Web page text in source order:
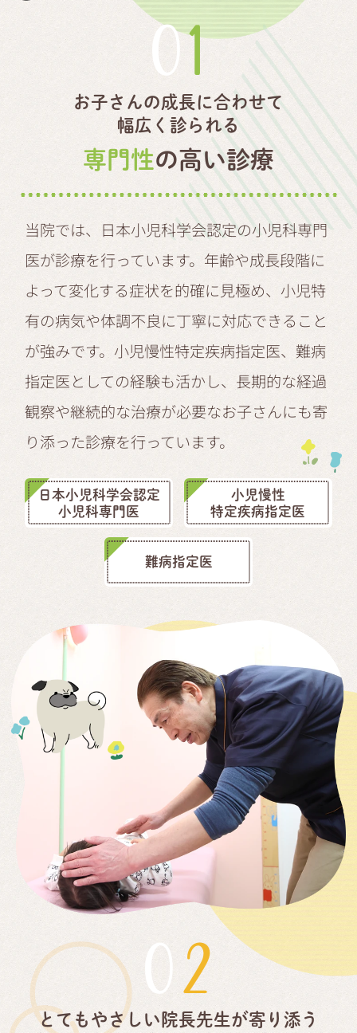
01
お子さんの成長に合わせて
幅広く診られる
専門性の高い診療
当院では、日本小児科学会認定の小児科専門
医が診療を行っています。年齢や成長段階に
よって変化する症状を的確に見極め、小児特
有の病気や体調不良に丁寧に対応できること
が強みです。小児慢性特定疾病指定医、難病
指定医としての経験も活かし、長期的な経過
観察や継続的な治療が必要なお子さんにも寄
り添った診療を行っています。
日本小児科学会認定
小児科専門医
小児慢性
特定疾病指定医
難病指定医
02
とてもやさしい院長先生が寄り添う